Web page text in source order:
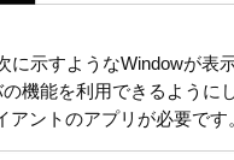
示すようなWindowが表
機能を利用できるようにし
ントのアプリが必要です